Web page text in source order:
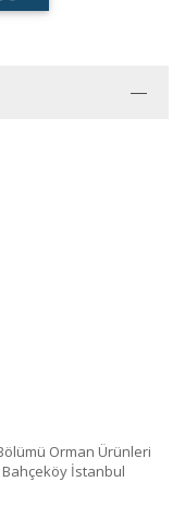
Orman Ürünleri
Bahçeköy İstanbul